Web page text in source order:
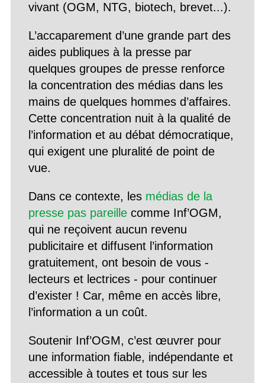
vivant (OGM, NTG, biotech, brevet...).
L’accaparement d’une grande part des
aides publiques à la presse par
quelques groupes de presse renforce
la concentration des médias dans les
mains de quelques hommes d’affaires.
Cette concentration nuit à la qualité de
l’information et au débat démocratique,
qui exigent une pluralité de point de
vue.
Dans ce contexte, les médias de la
presse pas pareillecomme Inf’OGM,
qui ne reçoivent aucun revenu
publicitaire et diffusent l’information
gratuitement, ont besoin de vous -
lecteurs et lectrices - pour continuer
d’exister ! Car, même en accès libre,
l’information a un coût.
Soutenir Inf’OGM, c’est œuvrer pour
une information fiable, indépendante et
accessible à toutes et tous sur les